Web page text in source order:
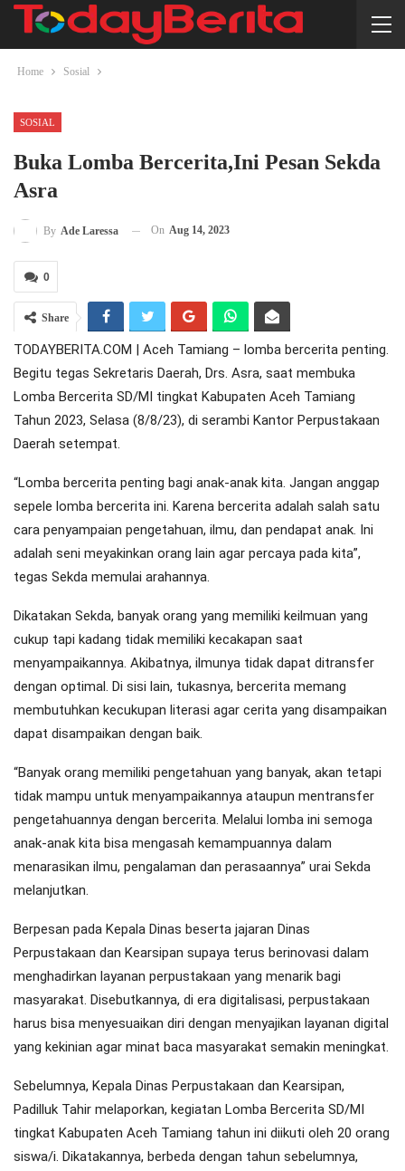
Home Sosial
SOSIAL
Buka Lomba Bercerita,ini Pesan Sekda
Asra
By Ade Laressa On Aug 14, 2023
0
Share
TODAYBERITA.COM | Aceh Tamiang – lomba bercerita penting.
Begitu tegas Sekretaris Daerah, Drs. Asra, saat membuka
Lomba Bercerita SD/MI tingkat Kabupaten Aceh Tamiang
Tahun 2023, Selasa (8/8/23), di serambi Kantor Perpustakaan
Daerah setempat.
“Lomba bercerita penting bagi anak-anak kita. Jangan anggap
sepele lomba bercerita ini. Karena bercerita adalah salah satu
cara penyampaian pengetahuan, ilmu, dan pendapat anak. Ini
adalah seni meyakinkan orang lain agar percaya pada kita”,
tegas Sekda memulai arahannya.
Dikatakan Sekda, banyak orang yang memiliki keilmuan yang
cukup tapi kadang tidak memiliki kecakapan saat
menyampaikannya. Akibatnya, ilmunya tidak dapat ditransfer
dengan optimal. Di sisi lain, tukasnya, bercerita memang
membutuhkan kecukupan literasi agar cerita yang disampaikan
dapat disampaikan dengan baik.
“Banyak orang memiliki pengetahuan yang banyak, akan tetapi
tidak mampu untuk menyampaikannya ataupun mentransfer
pengetahuannya dengan bercerita. Melalui lomba ini semoga
anak-anak kita bisa mengasah kemampuannya dalam
menarasikan ilmu, pengalaman dan perasaannya” urai Sekda
melanjutkan.
Berpesan pada Kepala Dinas beserta jajaran Dinas
Perpustakaan dan Kearsipan supaya terus berinovasi dalam
menghadirkan layanan perpustakaan yang menarik bagi
masyarakat. Disebutkannya, di era digitalisasi, perpustakaan
harus bisa menyesuaikan diri dengan menyajikan layanan digital
yang kekinian agar minat baca masyarakat semakin meningkat.
Sebelumnya, Kepala Dinas Perpustakaan dan Kearsipan,
Padilluk Tahir melaporkan, kegiatan Lomba Bercerita SD/MI
tingkat Kabupaten Aceh Tamiang tahun ini diikuti oleh 20 orang
siswa/i. Dikatakannya, berbeda dengan tahun sebelumnya,